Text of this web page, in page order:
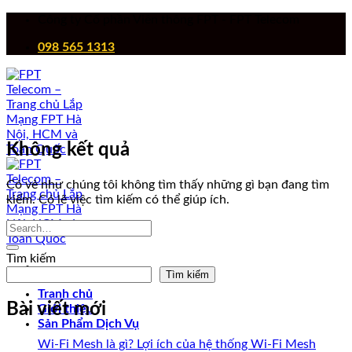
098 565 1313
Tranh chủ
Giới thiệu
Sản Phẩm Dịch Vụ
Không kết quả
Có vẻ như chúng tôi không tìm thấy những gì bạn đang tìm
kiếm. Có lẽ việc tìm kiếm có thể giúp ích.
Tìm kiếm
Tìm kiếm
Bài viết mới
Wi-Fi Mesh là gì? Lợi ích của hệ thống Wi-Fi Mesh